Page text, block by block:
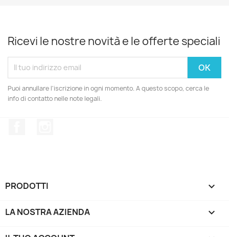
Ricevi le nostre novità e le offerte speciali
Puoi annullare l'iscrizione in ogni momento. A questo scopo, cerca le
info di contatto nelle note legali.
PRODOTTI 
LA NOSTRA AZIENDA 